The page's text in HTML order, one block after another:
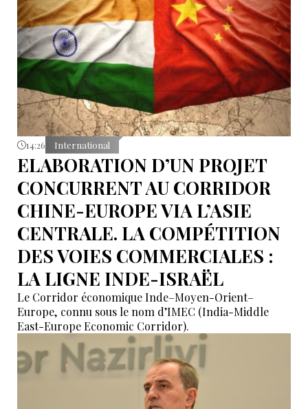
14:26 International
ELABORATION D’UN PROJET
CONCURRENT AU CORRIDOR
CHINE-EUROPE VIA L’ASIE
CENTRALE. LA COMPÉTITION
DES VOIES COMMERCIALES :
LA LIGNE INDE-ISRAËL
Le Corridor économique Inde–Moyen-Orient–
Europe, connu sous le nom d’IMEC (India-Middle
East-Europe Economic Corridor).